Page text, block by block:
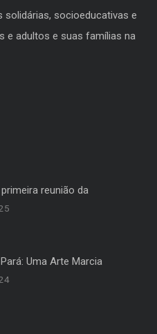
solidárias, socioeducativas e
e adultos e suas famílias na
reunião da
Uma Arte Marcia